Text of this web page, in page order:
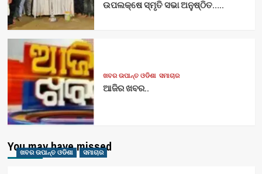
ଉପଲକ୍ଷେ ସ୍ମୃତି ସଭା ଅନୁଷ୍ଠିତ…..
ଖବର ଉପାନ୍ତ ଓଡିଶା ସମାଚାର
ଆଜିର ଖବର..
You may have missed
ଖବର ଉପାନ୍ତ ଓଡିଶା ସମାଚାର